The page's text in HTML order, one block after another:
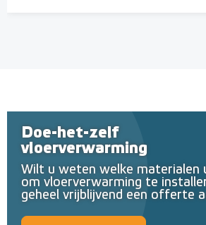
Doe-het-zelf
vloerverwarming
Wilt u weten welke materialen
om vloerverwarming te
geheel vrijblijvend een offerte